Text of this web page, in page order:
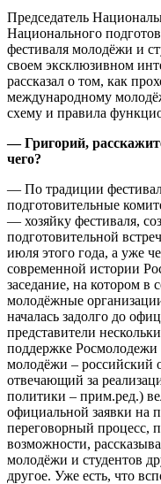
Председатель
Национального
фестиваля молодёжи и
своем эксклюзивном
рассказал о том, как
международному
схему и правила
— Григорий,
чего?
— По традиции
подготовительные
— хозяйку фестиваля,
подготовительной
июля этого года, а уже
современной истории
заседание, на котором в
молодёжные
началась задолго до
представители
поддержке Росмолодежи
молодёжи – российский
отвечающий за
политики – прим.ред.)
официальной заявки на
переговорный процесс,
возможности,
молодёжи и студентов
другое. Уже есть, что